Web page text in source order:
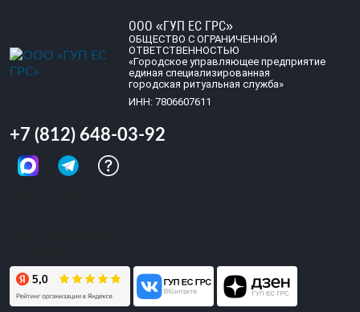
ООО «ГУП ЕС ГРС»
ОБЩЕСТВО С ОГРАНИЧЕННОЙ
ОТВЕТСТВЕННОСТЬЮ
«Городское управляющее предприятие
единая специализированная
городская ритуальная служба»
ИНН: 7806607611
+7 (812) 648-03-92